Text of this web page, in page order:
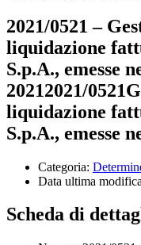
2021/0521 –
liquidazione
S.p.A., emesse
20212021/
liquidazione
S.p.A., emesse
Categoria:
Data ultima
Scheda di